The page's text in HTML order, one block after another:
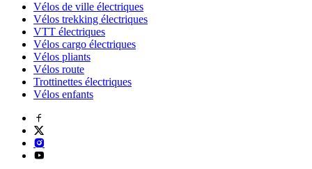
Vélos de ville électriques
Vélos trekking électriques
VTT électriques
Vélos cargo électriques
Vélos pliants
Vélos route
Trottinettes électriques
Vélos enfants